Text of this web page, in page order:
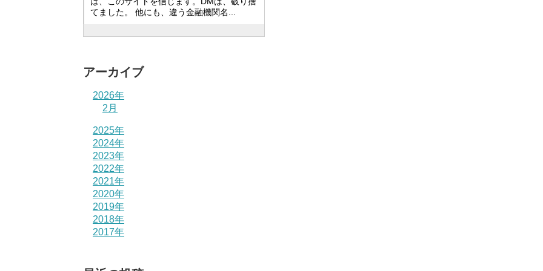
てました。 他にも、違う金融機関名...
アーカイブ
2026年
2月
2025年
2024年
2023年
2022年
2021年
2020年
2019年
2018年
2017年